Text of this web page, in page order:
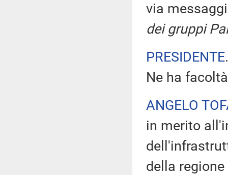
via
dei gruppi
PRESIDENTE
Ne ha
ANGELO
in merito
della